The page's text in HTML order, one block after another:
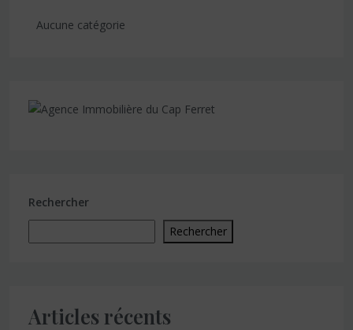
Aucune catégorie
Rechercher
Rechercher
Articles récents